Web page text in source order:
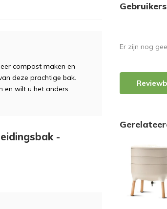
compost maken en
deze prachtige bak.
en wilt u het anders
-
Er zijn nog